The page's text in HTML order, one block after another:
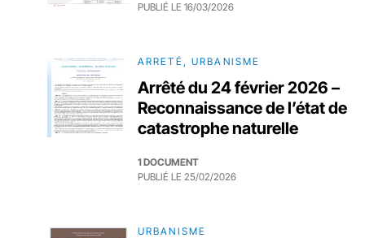
PUBLIÉ LE 16/03/2026
ARRETÉ, URBANISME
Arrêté du 24 février 2026 –
Reconnaissance de l’état de
catastrophe naturelle
1 DOCUMENT
PUBLIÉ LE 25/02/2026
URBANISME